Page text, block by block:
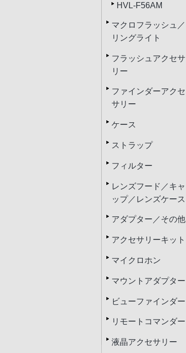
HVL-F56AM
マクロフラッシュ／
リングライト
フラッシュアクセサ
リー
ファインダーアクセ
サリー
ケース
ストラップ
フィルター
レンズフード／キャ
ップ／レンズケース
アダプター／その他
アクセサリーキット
マイクロホン
マウントアダプター
ビューファインダー
リモートコマンダー
液晶アクセサリー